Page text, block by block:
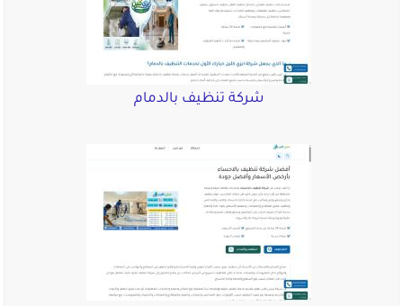
شركة تنظيف بالدمام